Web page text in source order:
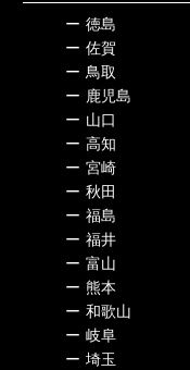
ー 徳島
ー 佐賀
ー 鳥取
ー 鹿児島
ー 山口
ー 高知
ー 宮崎
ー 秋田
ー 福島
ー 福井
ー 富山
ー 熊本
ー 和歌山
ー 岐阜
ー 埼玉